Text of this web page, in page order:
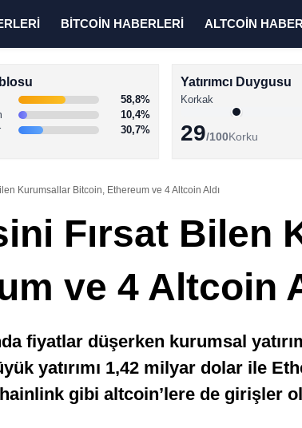
BİTCOİN HABERLERİ ALTCOİN
58,8%
10,4%
30,7%
Yatırımcı Duygusu
Korkak
29/100Korku
Kurumsallar Bitcoin, Ethereum ve 4 Altcoin Aldı
Fırsat Bilen
ve 4 Altcoin
fiyatlar düşerken kurumsal
yatırımı 1,42 milyar dolar ile
gibi altcoin’lere de girişler